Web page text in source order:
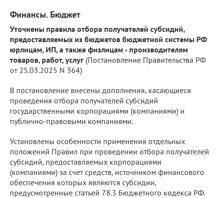
Финансы. Бюджет
Уточнены правила отбора получателей субсидий,
предоставляемых из бюджетов бюджетной системы РФ
юрлицам, ИП, а также физлицам - производителям
товаров, работ, услуг (Постановление Правительства РФ
от 25.03.2025 N 364)
В постановление внесены дополнения, касающиеся
проведения отбора получателей субсидий
государственными корпорациями (компаниями) и
публично-правовыми компаниями.
Установлены особенности применения отдельных
положений Правил при проведении отбора получателей
субсидий, предоставляемых корпорациями
(компаниями) за счет средств, источником финансового
обеспечения которых являются субсидии,
предусмотренные статьей 78.3 Бюджетного кодекса РФ.